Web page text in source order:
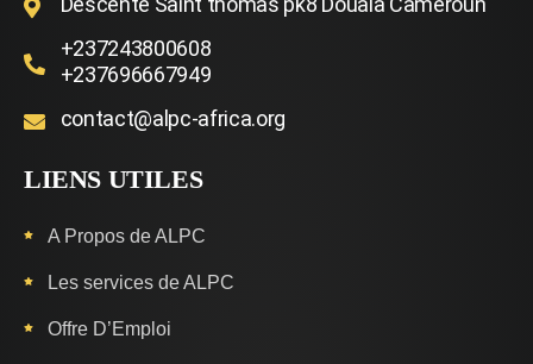
+237243800608
+237696667949
contact@alpc-africa.org
LIENS UTILES
A Propos de ALPC
Les services de ALPC
Offre D’Emploi